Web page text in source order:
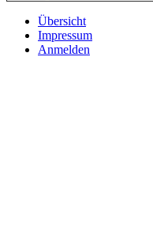
Übersicht
Impressum
Anmelden